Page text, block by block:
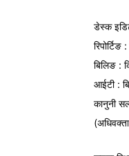
डेस्क
रिपोर्टिङ
बिलिङ :
आईटी :
कानुनी